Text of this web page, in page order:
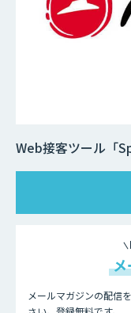
Web接客ツール「
メ
メールマガジンの配信